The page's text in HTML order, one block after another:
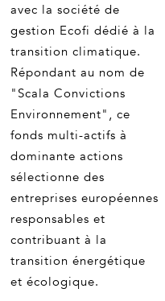
avec la société de
gestion Ecofi dédié à la
transition climatique.
Répondant au nom de
"Scala Convictions
Environnement", ce
fonds multi-actifs à
dominante actions
sélectionne des
entreprises européennes
responsables et
contribuant à la
transition énergétique
et écologique.